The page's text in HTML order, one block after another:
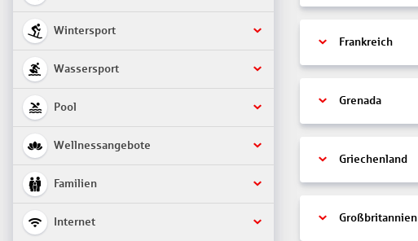
Wintersport
Wassersport
Pool
Wellnessangebote
Familien
Internet
Frankreich
Grenada
Griechenland
Großbritannien